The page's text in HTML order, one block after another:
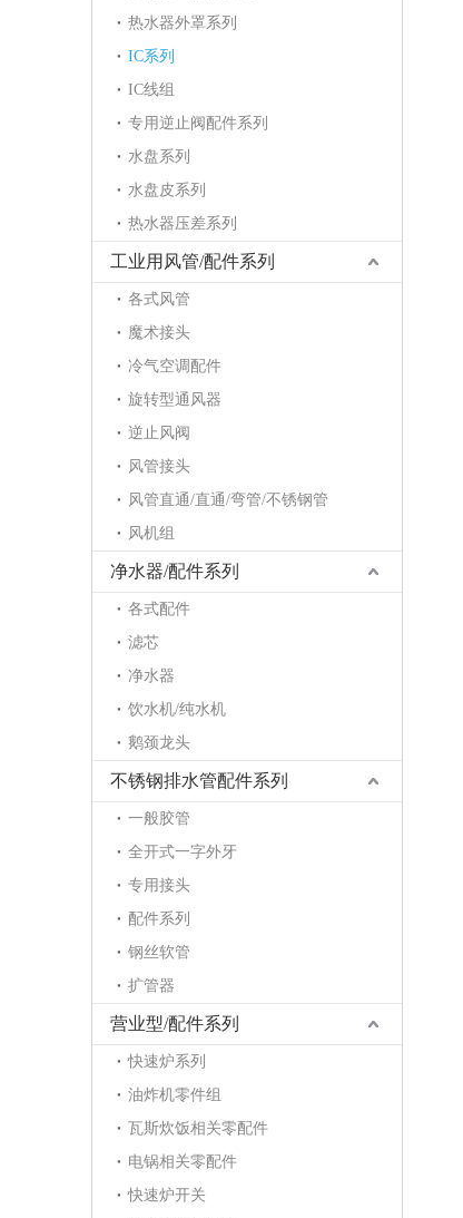
热水器外罩系列
IC系列
IC线组
专用逆止阀配件系列
水盘系列
水盘皮系列
热水器压差系列
工业用风管/配件系列
各式风管
魔术接头
冷气空调配件
旋转型通风器
逆止风阀
风管接头
风管直通/直通/弯管/不锈钢管
风机组
净水器/配件系列
各式配件
滤芯
净水器
饮水机/纯水机
鹅颈龙头
不锈钢排水管配件系列
一般胶管
全开式一字外牙
专用接头
配件系列
钢丝软管
扩管器
营业型/配件系列
快速炉系列
油炸机零件组
瓦斯炊饭相关零配件
电锅相关零配件
快速炉开关